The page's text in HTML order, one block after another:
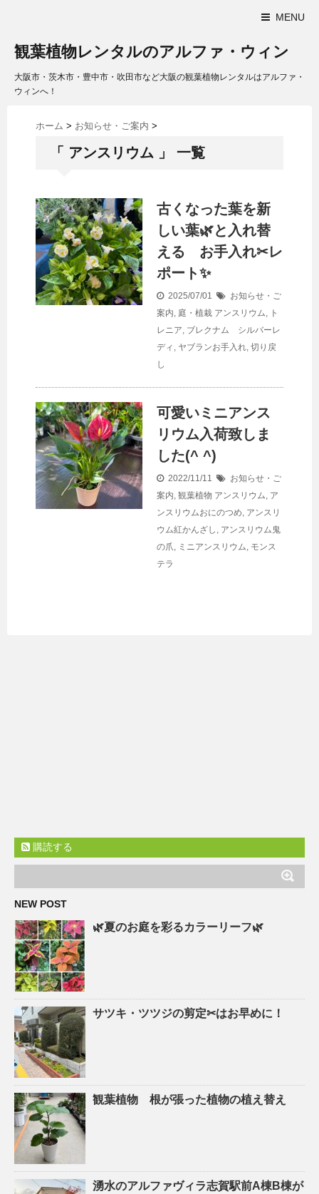
MENU
観葉植物レンタルのアルファ・ウィン
大阪市・茨木市・豊中市・吹田市など大阪の観葉植物レンタルはアルファ・
ウィンへ！
ホーム > お知らせ・ご案内 >
「 アンスリウム 」 一覧
古くなった葉を新
しい葉🌿と入れ替
える お手入れ✂レ
ポート✨
2025/07/01
お知らせ・ご
案内, 庭・植栽 アンスリウム, ト
レニア, ブレクナム シルバーレ
ディ , ヤブランお手入れ, 切り戻
し
可愛いミニアンス
リウム入荷致しま
した(^ ^)
2022/11/11
お知らせ・ご
案内, 観葉植物 アンスリウム, ア
ンスリウムおにのつめ, アンスリ
ウム紅かんざし , アンスリウム鬼
の爪, ミニアンスリウム, モンス
テラ
購読する
NEW POST
🌿夏のお庭を彩るカラーリーフ🌿
サツキ・ツツジの剪定✂はお早めに！
観葉植物 根が張った植物の植え替え
湧水のアルファヴィラ志賀駅前A棟B棟が